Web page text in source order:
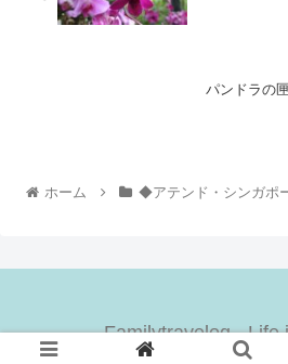
パンドラの
ホーム ◆アテンド・シンガポ
Familytravelog - Life